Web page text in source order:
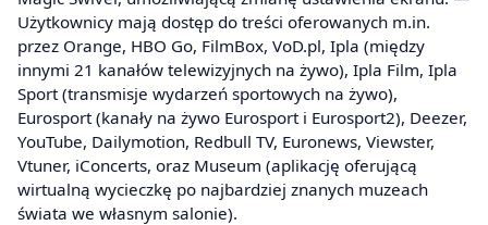
Użytkownicy mają dostęp do treści oferowanych m.in.
przez Orange, HBO Go, FilmBox, VoD.pl, Ipla (między
innymi 21 kanałów telewizyjnych na żywo), Ipla Film, Ipla
Sport (transmisje wydarzeń sportowych na żywo),
Eurosport (kanały na żywo Eurosport i Eurosport2), Deezer,
YouTube, Dailymotion, Redbull TV, Euronews, Viewster,
Vtuner, iConcerts, oraz Museum (aplikację oferującą
wirtualną wycieczkę po najbardziej znanych muzeach
świata we własnym salonie).